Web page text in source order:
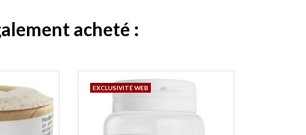
acheté :
EXCLUSIVITÉ WEB